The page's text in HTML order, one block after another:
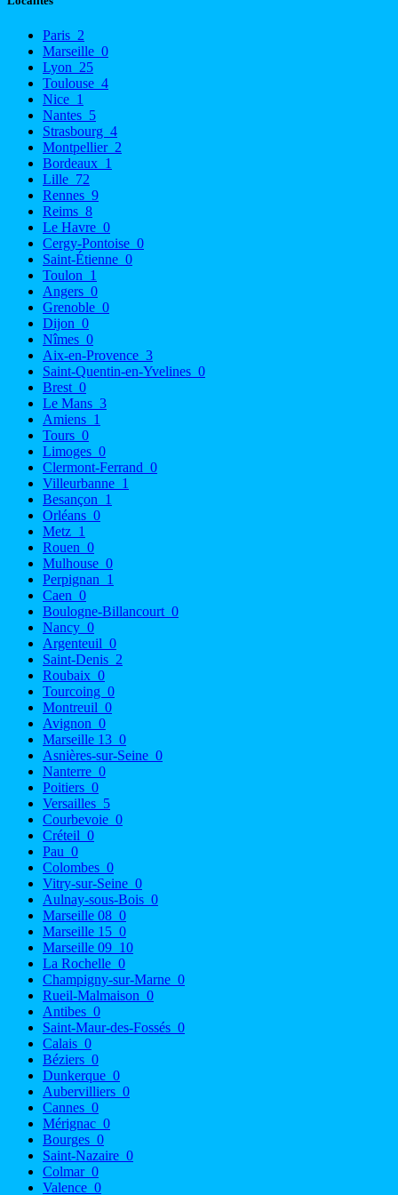
Paris 2
Marseille 0
Lyon 25
Toulouse 4
Nice 1
Nantes 5
Strasbourg 4
Montpellier 2
Bordeaux 1
Lille 72
Rennes 9
Reims 8
Le Havre 0
Cergy-Pontoise 0
Saint-Étienne 0
Toulon 1
Angers 0
Grenoble 0
Dijon 0
Nîmes 0
Aix-en-Provence 3
Saint-Quentin-en-Yvelines 0
Brest 0
Le Mans 3
Amiens 1
Tours 0
Limoges 0
Clermont-Ferrand 0
Villeurbanne 1
Besançon 1
Orléans 0
Metz 1
Rouen 0
Mulhouse 0
Perpignan 1
Caen 0
Boulogne-Billancourt 0
Nancy 0
Argenteuil 0
Saint-Denis 2
Roubaix 0
Tourcoing 0
Montreuil 0
Avignon 0
Marseille 13 0
Asnières-sur-Seine 0
Nanterre 0
Poitiers 0
Versailles 5
Courbevoie 0
Créteil 0
Pau 0
Colombes 0
Vitry-sur-Seine 0
Aulnay-sous-Bois 0
Marseille 08 0
Marseille 15 0
Marseille 09 10
La Rochelle 0
Champigny-sur-Marne 0
Rueil-Malmaison 0
Antibes 0
Saint-Maur-des-Fossés 0
Calais 0
Béziers 0
Dunkerque 0
Aubervilliers 0
Cannes 0
Mérignac 0
Bourges 0
Saint-Nazaire 0
Colmar 0
Valence 0